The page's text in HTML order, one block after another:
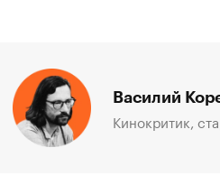
Василий
Кинокритик,